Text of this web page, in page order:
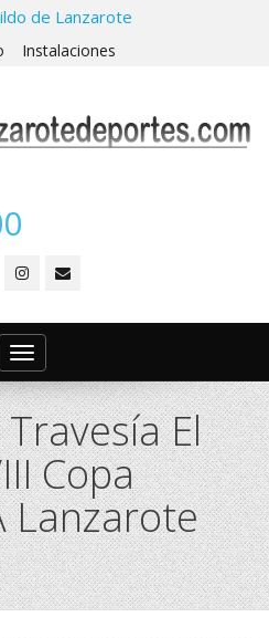
de Lanzarote
Instalaciones
Toggle
navigation
El
Copa
Lanzarote